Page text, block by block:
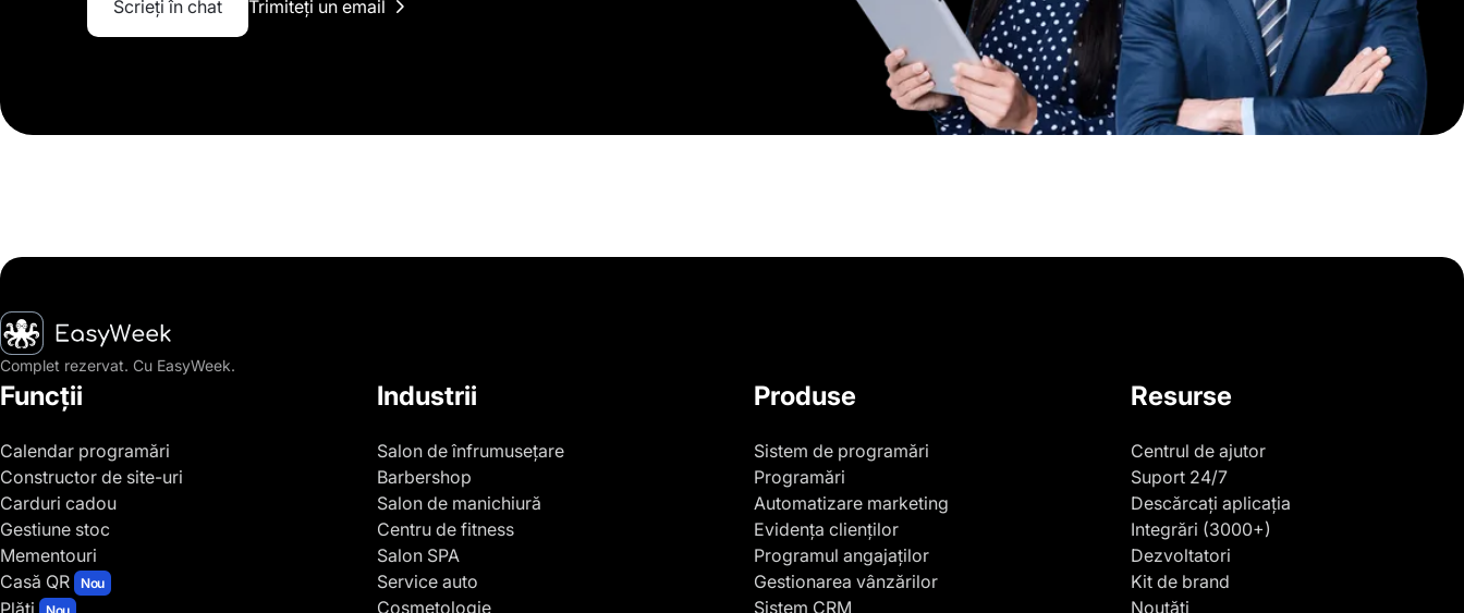
Scrieți în chat Trimiteți un email
Pagina principală
Complet rezervat. Cu EasyWeek.
Funcții
Calendar programări
Constructor de site-uri
Carduri cadou
Gestiune stoc
Mementouri
Casă QR
Nou
Plăți
Industrii
Salon de înfrumusețare
Barbershop
Salon de manichiură
Centru de fitness
Salon SPA
Service auto
Cosmetologie
Produse
Sistem de programări
Programări
Automatizare marketing
Evidența clienților
Programul angajaților
Gestionarea vânzărilor
Sistem CRM
Resurse
Centrul de ajutor
Suport 24/7
Descărcați aplicația
Integrări (3000+)
Dezvoltatori
Kit de brand
Noutăți